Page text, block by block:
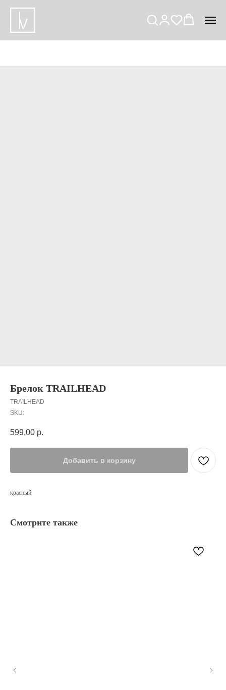
Брелок TRAILHEAD
TRAILHEAD
SKU:
599,00 р.
Добавить в корзину
красный
Смотрите также